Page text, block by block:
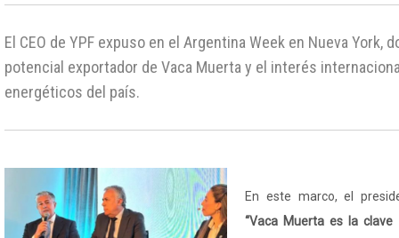
El CEO de YPF expuso en el Argentina Week en Nueva York,
potencial exportador de Vaca Muerta y el interés
energéticos del país.
En este marco, el
“Vaca Muerta es la